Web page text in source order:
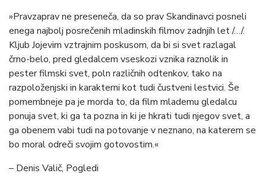
»Pravzaprav ne preseneča, da so prav Skandinavci posneli
enega najbolj posrečenih mladinskih filmov zadnjih let /…/.
Kljub Jojevim vztrajnim poskusom, da bi si svet razlagal
črno-belo, pred gledalcem vseskozi vznika raznolik in
pester filmski svet, poln različnih odtenkov, tako na
razpoloženjski in karakterni kot tudi čustveni lestvici. Še
pomembneje pa je morda to, da film mlademu gledalcu
ponuja svet, ki ga ta pozna in ki je hkrati tudi njegov svet, a
ga obenem vabi tudi na potovanje v neznano, na katerem se
bo moral odreči svojim gotovostim.«
– Denis Valič, Pogledi